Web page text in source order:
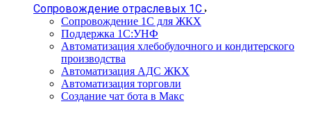
Сопровождение отраслевых 1С
Сопровождение 1С для ЖКХ
Поддержка 1С:УНФ
Автоматизация хлебобулочного и кондитерского
производства
Автоматизация АДС ЖКХ
Автоматизация торговли
Создание чат бота в Макс